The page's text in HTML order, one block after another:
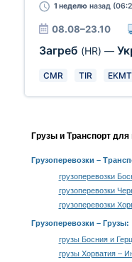
1 неделю назад
08.08–23.10
Загреб (HR) —
CMR TIR EKMT
Грузы и Транспорт
Грузоперевозки –
грузоперевозки
грузоперевозки
грузоперевозки
Грузоперевозки – Грузы:
грузы Босния и
грузы Хорватия –